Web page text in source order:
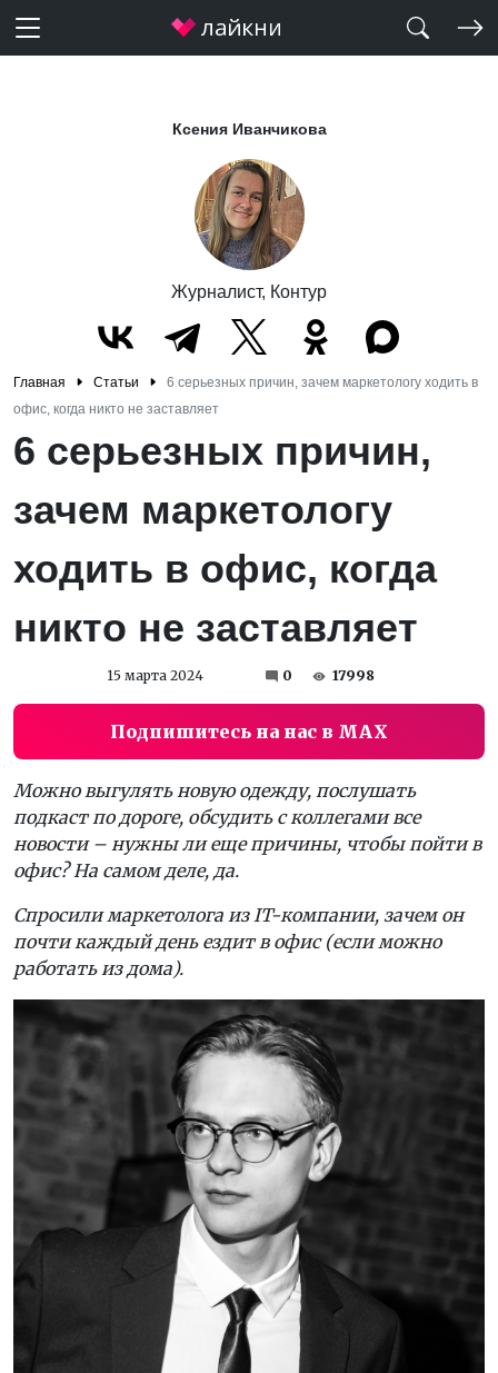
Ксения Иванчикова
Журналист, Контур
Главная Статьи
6 серьезных причин, зачем маркетологу ходить в
офис, когда никто не заставляет
6 серьезных причин,
зачем маркетологу
ходить в офис, когда
никто не заставляет
15 марта 2024 0 17998
Подпишитесь на нас в MAX
Можно выгулять новую одежду, послушать
подкаст по дороге, обсудить с коллегами все
новости – нужны ли еще причины, чтобы пойти в
офис? На самом деле, да.
Спросили маркетолога из IT-компании, зачем он
почти каждый день ездит в офис (если можно
работать из дома).